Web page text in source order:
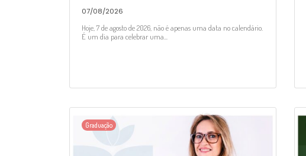
07/08/2026
Hoje, 7 de agosto de 2026, não é apenas uma data no calendário.
É um dia para celebrar uma...
Graduação